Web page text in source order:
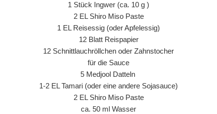
1 Stück Ingwer (ca. 10 g )
2 EL Shiro Miso Paste
1 EL Reisessig (oder Apfelessig)
12 Blatt Reispapier
12 Schnittlauchröllchen oder Zahnstocher
für die Sauce
5 Medjool Datteln
1-2 EL Tamari (oder eine andere Sojasauce)
2 EL Shiro Miso Paste
ca. 50 ml Wasser